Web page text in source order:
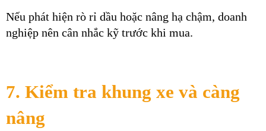
Nếu phát hiện rò rỉ dầu hoặc nâng hạ chậm, doanh
nghiệp nên cân nhắc kỹ trước khi mua.
7. Kiểm tra khung xe và càng
nâng